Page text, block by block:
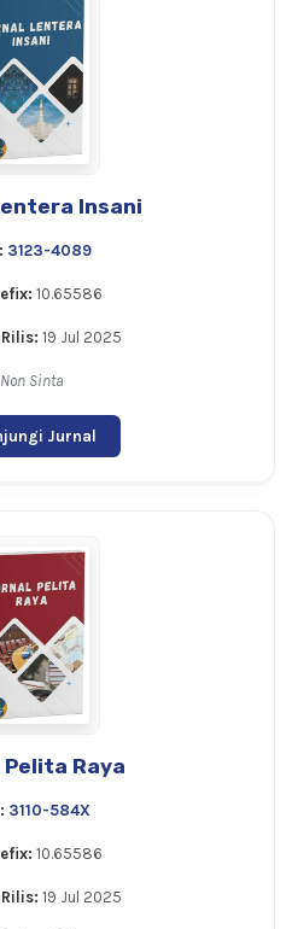
Insani
3123-4089
10.65586
19 Jul 2025
Non Sinta
Jurnal
Raya
3110-584X
10.65586
19 Jul 2025